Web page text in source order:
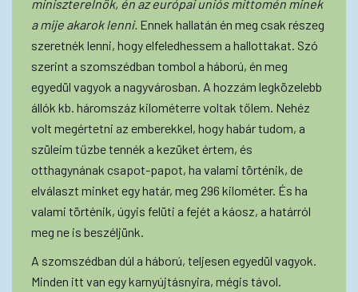
miniszterelnök, én az európai uniós mittomén minek
a mije akarok lenni. Ennek hallatán én meg csak részeg
szeretnék lenni, hogy elfeledhessem a hallottakat. Szó
szerint a szomszédban tombol a háború, én meg
egyedül vagyok a nagyvárosban. A hozzám legközelebb
állók kb. háromszáz kilométerre voltak tőlem. Nehéz
volt megértetni az emberekkel, hogy habár tudom, a
szüleim tűzbe tennék a kezüket értem, és
otthagynának csapot-papot, ha valami történik, de
elválaszt minket egy határ, meg 296 kilométer. És ha
valami történik, úgyis felüti a fejét a káosz, a határról
meg ne is beszéljünk.
A szomszédban dúl a háború, teljesen egyedül vagyok.
Minden itt van egy karnyújtásnyira, mégis távol.